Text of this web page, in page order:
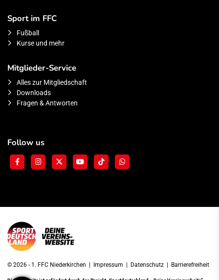
Sport im FFC
Fußball
Kurse und mehr
Mitglieder-Service
Alles zur Mitgliedschaft
Downloads
Fragen & Antworten
Follow us
© 2026 - 1. FFC Niederkirchen | Impressum | Datenschutz | Barrierefreiheit